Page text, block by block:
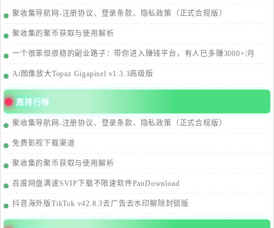
聚收集导航网-注册协议、登录条款、隐私政策（正式合规版）
聚收集的聚币获取与使用解析
一个很笨但很稳的副业路子：带你进入赚钱平台，有人已多赚3000+/月
Ai图像放大Topaz Gigapixel v1.3.3高级版
周排行榜
聚收集导航网-注册协议、登录条款、隐私政策（正式合规版）
免费影视下载渠道
聚收集的聚币获取与使用解析
百度网盘满速SVIP下载不限速软件PanDownload
抖音海外版TikTok v42.8.3去广告去水印解除封锁版